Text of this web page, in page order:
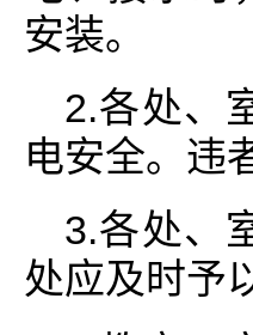
安装。
2.各处、
电安全。违
3.各处、
处应及时予